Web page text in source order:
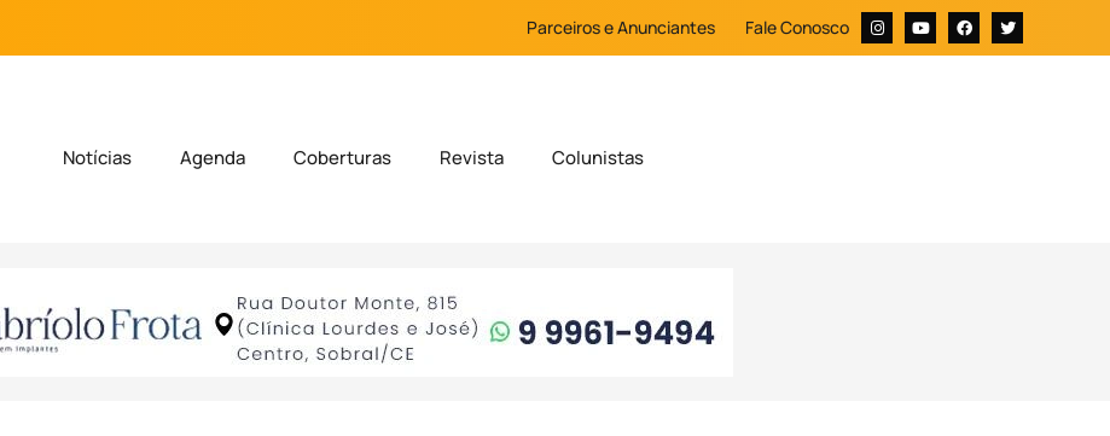
Parceiros e Anunciantes Fale Conosco
Notícias Agenda Coberturas Revista Colunistas